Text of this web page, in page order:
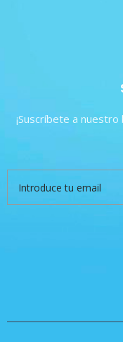
¡Suscríbete a